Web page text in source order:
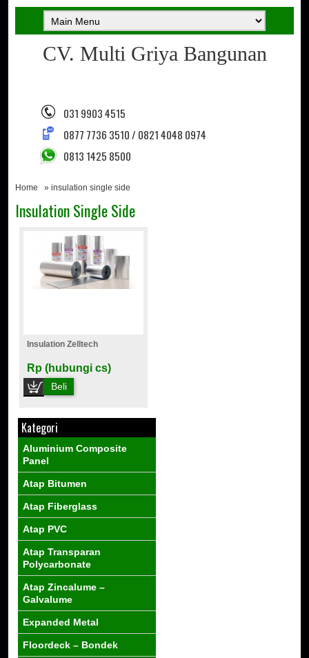
CV. Multi Griya Bangunan
031 9903 4515
0877 7736 3510 / 0821 4048 0974
0813 1425 8500
Home » insulation single side
Insulation Single Side
Insulation Zelltech
Rp (hubungi cs)
Beli
Kategori
Aluminium Composite
Panel
Atap Bitumen
Atap Fiberglass
Atap PVC
Atap Transparan
Polycarbonate
Atap Zincalume –
Galvalume
Expanded Metal
Floordeck – Bondek